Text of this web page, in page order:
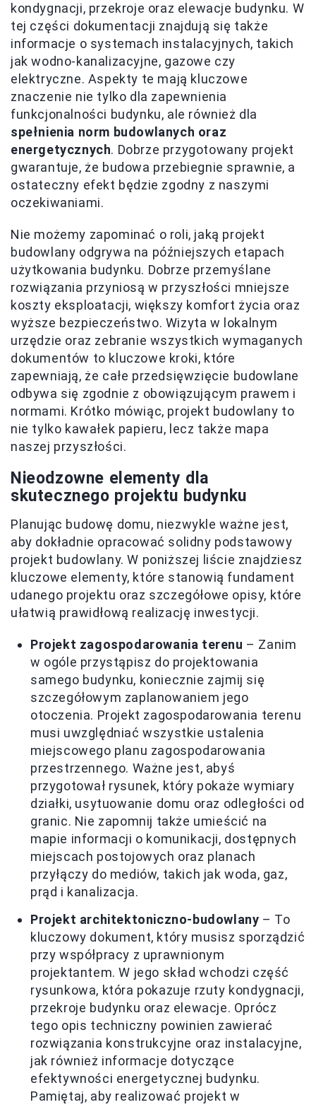
kondygnacji, przekroje oraz elewacje budynku. W
tej części dokumentacji znajdują się także
informacje o systemach instalacyjnych, takich
jak wodno-kanalizacyjne, gazowe czy
elektryczne. Aspekty te mają kluczowe
znaczenie nie tylko dla zapewnienia
funkcjonalności budynku, ale również dla
spełnienia norm budowlanych oraz
energetycznych. Dobrze przygotowany projekt
gwarantuje, że budowa przebiegnie sprawnie, a
ostateczny efekt będzie zgodny z naszymi
oczekiwaniami.
Nie możemy zapominać o roli, jaką projekt
budowlany odgrywa na późniejszych etapach
użytkowania budynku. Dobrze przemyślane
rozwiązania przyniosą w przyszłości mniejsze
koszty eksploatacji, większy komfort życia oraz
wyższe bezpieczeństwo. Wizyta w lokalnym
urzędzie oraz zebranie wszystkich wymaganych
dokumentów to kluczowe kroki, które
zapewniają, że całe przedsięwzięcie budowlane
odbywa się zgodnie z obowiązującym prawem i
normami. Krótko mówiąc, projekt budowlany to
nie tylko kawałek papieru, lecz także mapa
naszej przyszłości.
Nieodzowne elementy dla
skutecznego projektu budynku
Planując budowę domu, niezwykle ważne jest,
aby dokładnie opracować solidny podstawowy
projekt budowlany. W poniższej liście znajdziesz
kluczowe elementy, które stanowią fundament
udanego projektu oraz szczegółowe opisy, które
ułatwią prawidłową realizację inwestycji.
Projekt zagospodarowania terenu – Zanim
w ogóle przystąpisz do projektowania
samego budynku, koniecznie zajmij się
szczegółowym zaplanowaniem jego
otoczenia. Projekt zagospodarowania terenu
musi uwzględniać wszystkie ustalenia
miejscowego planu zagospodarowania
przestrzennego. Ważne jest, abyś
przygotował rysunek, który pokaże wymiary
działki, usytuowanie domu oraz odległości od
granic. Nie zapomnij także umieścić na
mapie informacji o komunikacji, dostępnych
miejscach postojowych oraz planach
przyłączy do mediów, takich jak woda, gaz,
prąd i kanalizacja.
Projekt architektoniczno-budowlany – To
kluczowy dokument, który musisz sporządzić
przy współpracy z uprawnionym
projektantem. W jego skład wchodzi część
rysunkowa, która pokazuje rzuty kondygnacji,
przekroje budynku oraz elewacje. Oprócz
tego opis techniczny powinien zawierać
rozwiązania konstrukcyjne oraz instalacyjne,
jak również informacje dotyczące
efektywności energetycznej budynku.
Pamiętaj, aby realizować projekt w